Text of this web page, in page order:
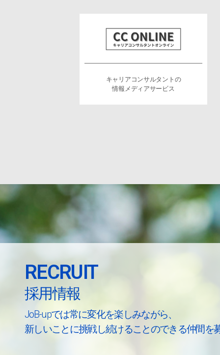
キャリアコンサルタントの
情報メディアサービス
RECRUIT
採用情報
JoB-upでは常に変化を楽しみながら、
新しいことに挑戦し続けることのできる仲間を